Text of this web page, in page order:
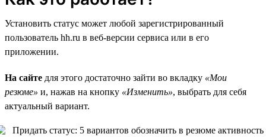
Установить статус может любой зарегистрированный
пользователь hh.ru в веб-версии сервиса или в его
приложении.
На сайте для этого достаточно зайти во вкладку «Мои
резюме» и, нажав на кнопку «Изменить», выбрать для себя
актуальный вариант.